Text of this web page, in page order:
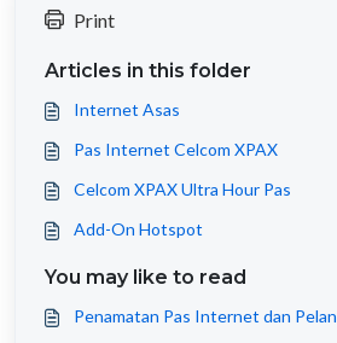
Print
Articles in this folder
Internet Asas
Pas Internet Celcom XPAX
Celcom XPAX Ultra Hour Pas
Add-On Hotspot
You may like to read
Penamatan Pas Internet dan Pelan